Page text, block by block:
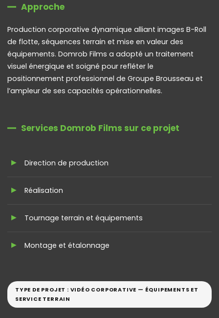
Approche
Production corporative dynamique alliant images B-Roll
de flotte, séquences terrain et mise en valeur des
équipements. Domrob Films a adopté un traitement
visuel énergique et soigné pour refléter le
positionnement professionnel de Groupe Brousseau et
l’ampleur de ses capacités opérationnelles.
Services Domrob Films sur ce projet
Direction de production
Réalisation
Tournage terrain et équipements
Montage et étalonnage
TYPE DE PROJET : VIDÉO CORPORATIVE — ÉQUIPEMENTS ET
SERVICE TERRAIN